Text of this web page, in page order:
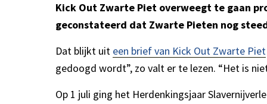
Kick Out Zwarte Piet overweegt te gaan
geconstateerd dat Zwarte Pieten nog
Dat blijkt uit een brief van Kick Out Zwarte Piet
gedoogd wordt”, zo valt er te lezen. “Het is
Op 1 juli ging het Herdenkingsjaar